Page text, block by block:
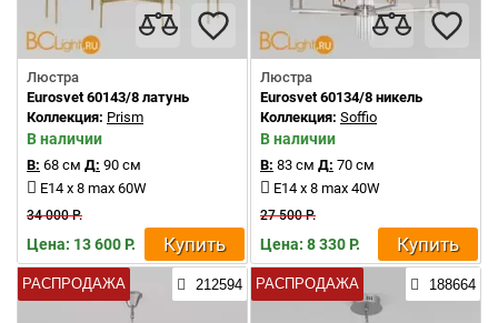
Люстра
Eurosvet 60143/8 латунь
Коллекция: Prism
В наличии
В: 68 см Д: 90 см
E14 x 8 max 60W
34 000 Р.
Цена: 13 600 Р. Купить
Люстра
Eurosvet 60134/8 никель
Коллекция: Soffio
В наличии
В: 83 см Д: 70 см
E14 x 8 max 40W
27 500 Р.
Цена: 8 330 Р. Купить
РАСПРОДАЖА 212594 РАСПРОДАЖА 188664